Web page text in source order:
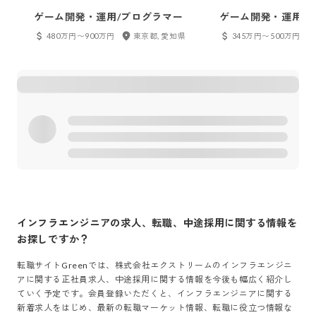
ゲーム開発・運用/プログラマー
480万円〜900万円 東京都, 愛知県
ゲーム開発・運用/
（UI）
345万円〜500万円
インフラエンジニアの求人、転職、中途採用に関する情報を
お探しですか？
転職サイトGreenでは、 株式会社エクストリーム の インフラエンジニ
ア に関する正社員求人、中途採用に関する情報を今後も幅広く紹介し
ていく予定です。会員登録いただくと、 インフラエンジニア に関する
新着求人をはじめ、最新の転職マーケット情報、転職に役立つ情報な